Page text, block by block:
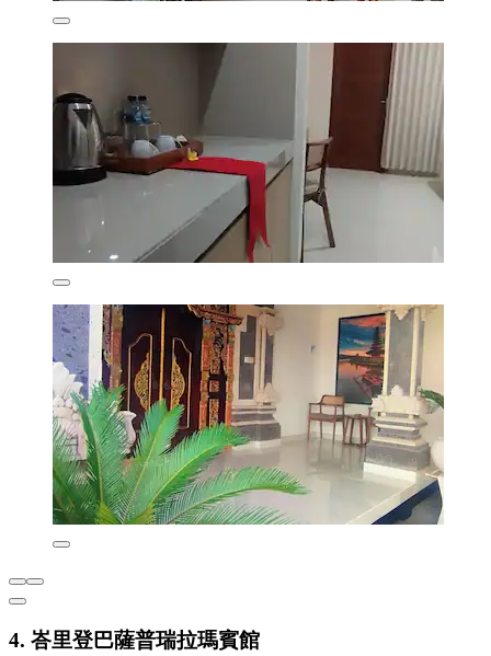
4. 峇里登巴薩普瑞拉瑪賓館